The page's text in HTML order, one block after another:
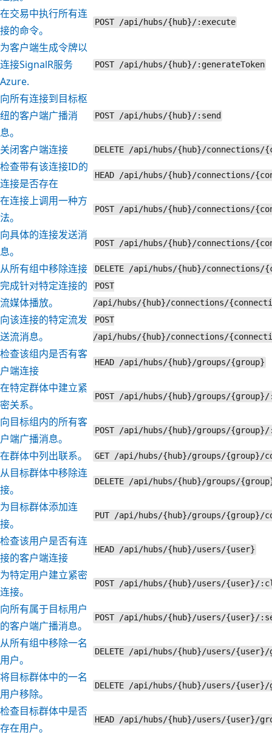
在交易中执行所有连
接的命令。
POST /api/hubs/{hub}/:execute
为客户端生成令牌以
连接SignalR服务
Azure.
POST /api/hubs/{hub}/:generateToken
向所有连接到目标枢
纽的客户端广播消
息。
POST /api/hubs/{hub}/:send
关闭客户端连接 DELETE /api/hubs/{hub}/connections/
检查带有该连接ID的
连接是否存在
HEAD /api/hubs/{hub}/connections/
在连接上调用一种方
法。
POST /api/hubs/{hub}/connections/
向具体的连接发送消
息。
POST /api/hubs/{hub}/connections/
从所有组中移除连接 DELETE /api/hubs/{hub}/connections/
完成针对特定连接的
流媒体播放。
POST
/api/hubs/{hub}/connections/
向该连接的特定流发
送流消息。
POST
/api/hubs/{hub}/connections/
检查该组内是否有客
户端连接
HEAD /api/hubs/{hub}/groups/{group}
在特定群体中建立紧
密关系。
POST /api/hubs/{hub}/groups/{group}/
向目标组内的所有客
户端广播消息。
POST /api/hubs/{hub}/groups/{group}/
在群体中列出联系。 GET /api/hubs/{hub}/groups/{group}/
从目标群体中移除连
接。
DELETE /api/hubs/{hub}/groups/
为目标群体添加连
接。
PUT /api/hubs/{hub}/groups/{group}/
检查该用户是否有连
接的客户端连接
HEAD /api/hubs/{hub}/users/{user}
为特定用户建立紧密
连接。
POST /api/hubs/{hub}/users/{user}/
向所有属于目标用户
的客户端广播消息。
POST /api/hubs/{hub}/users/{user}/
从所有组中移除一名
用户。
DELETE /api/hubs/{hub}/users/{user}/
将目标群体中的一名
用户移除。
DELETE /api/hubs/{hub}/users/
检查目标群体中是否
存在用户。
HEAD /api/hubs/{hub}/users/{user}/